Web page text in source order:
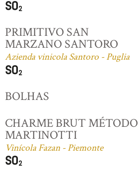
PRIMITIVO SAN
MARZANO SANTORO
Azienda vinicola Santoro - Puglia
BOLHAS
CHARME BRUT MÉTODO
MARTINOTTI
Vinícola Fazan - Piemonte